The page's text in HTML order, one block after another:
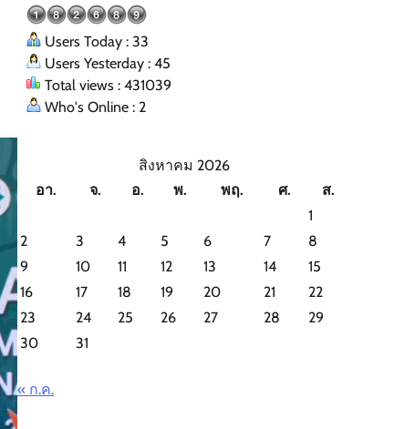
Users Today : 33
Users Yesterday : 45
Total views : 431039
Who's Online : 2
สิงหาคม 2026
อา.
จ. อ. พ. พฤ. ศ.
ส.
1
2
3 4 5 6 7
8
9
10 11 12 13 14
15
16
17 18 19 20 21
22
23
24 25 26 27 28
29
30
31
« ก.ค.